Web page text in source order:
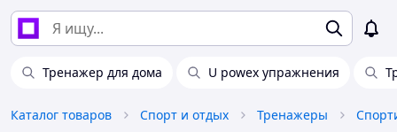
Тренажер для дома U powex упражнения
Каталог товаров Спорт и отдых Тренажеры